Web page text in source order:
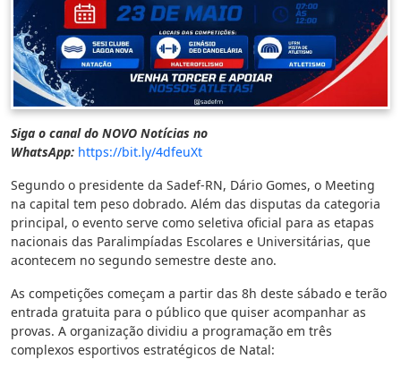
Siga o canal do NOVO Notícias no
WhatsApp: https://bit.ly/4dfeuXt
Segundo o presidente da Sadef-RN, Dário Gomes, o Meeting
na capital tem peso dobrado. Além das disputas da categoria
principal, o evento serve como seletiva oficial para as etapas
nacionais das Paralimpíadas Escolares e Universitárias, que
acontecem no segundo semestre deste ano.
As competições começam a partir das 8h deste sábado e terão
entrada gratuita para o público que quiser acompanhar as
provas. A organização dividiu a programação em três
complexos esportivos estratégicos de Natal: